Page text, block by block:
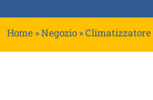
Home »Negozio »Climatizzatore